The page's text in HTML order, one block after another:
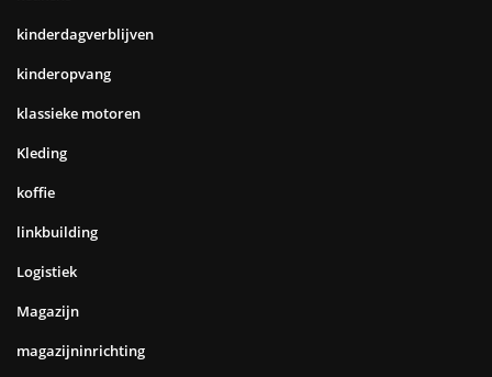
kinderdagverblijven
kinderopvang
klassieke motoren
Kleding
koffie
linkbuilding
Logistiek
Magazijn
magazijninrichting